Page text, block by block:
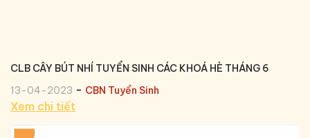
CLB CÂY BÚT NHÍ TUYỂN SINH CÁC KHOÁ HÈ THÁNG 6
13-04-2023 - CBN Tuyển Sinh
Xem chi tiết